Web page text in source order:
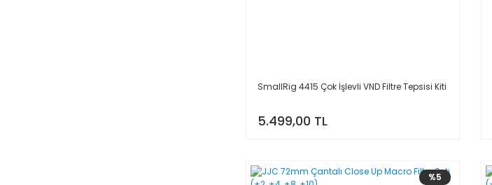
SmallRig 4415 Çok İşlevli VND Filtre Tepsisi Kiti
5.499,00 TL
%5